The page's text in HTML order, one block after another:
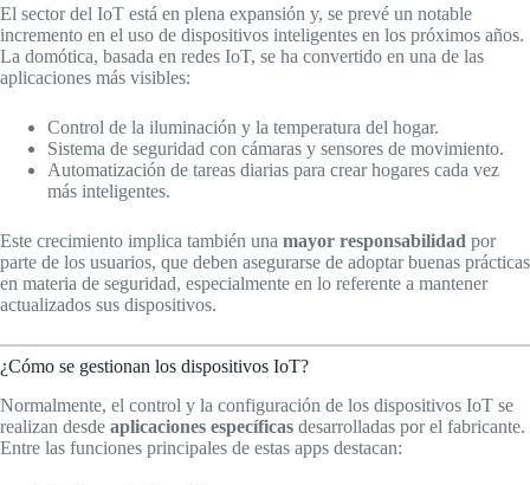
El sector del IoT está en plena expansión y, se prevé un notable
incremento en el uso de dispositivos inteligentes en los próximos años.
La domótica, basada en redes IoT, se ha convertido en una de las
aplicaciones más visibles:
Control de la iluminación y la temperatura del hogar.
Sistema de seguridad con cámaras y sensores de movimiento.
Automatización de tareas diarias para crear hogares cada vez
más inteligentes.
Este crecimiento implica también una mayor responsabilidad por
parte de los usuarios, que deben asegurarse de adoptar buenas prácticas
en materia de seguridad, especialmente en lo referente a mantener
actualizados sus dispositivos.
¿Cómo se gestionan los dispositivos IoT?
Normalmente, el control y la configuración de los dispositivos IoT se
realizan desde aplicaciones específicas desarrolladas por el fabricante.
Entre las funciones principales de estas apps destacan: